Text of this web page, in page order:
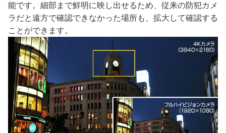
能です。細部まで鮮明に映し出せるため、従来の防犯カメ
ラだと遠方で確認できなかった場所も、拡大して確認する
ことができます。